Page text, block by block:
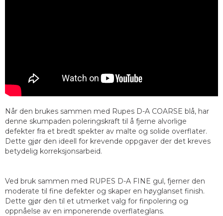
Når den brukes sammen med Rupes D-A COARSE blå, har
denne skumpaden poleringskraft til å fjerne alvorlige
defekter fra et bredt spekter av malte og solide overflater.
Dette gjør den ideell for krevende oppgaver der det kreves
betydelig korreksjonsarbeid.
Ved bruk sammen med RUPES D-A FINE gul, fjerner den
moderate til fine defekter og skaper en høyglanset finish.
Dette gjør den til et utmerket valg for finpolering og
oppnåelse av en imponerende overflateglans.